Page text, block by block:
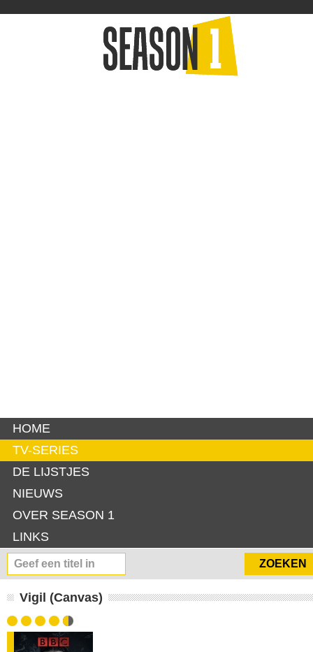
HOME
TV-SERIES
DE LIJSTJES
NIEUWS
OVER SEASON 1
LINKS
Vigil (Canvas)